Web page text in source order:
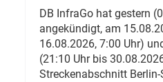
DB InfraGo hat gestern
angekündigt, am
16.08.2026, 7:00 Uhr)
(21:10 Uhr bis
Streckenabschnitt